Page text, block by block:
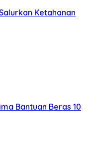
Ketahanan
Bantuan Beras 10